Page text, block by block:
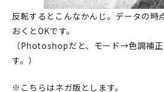
反転するとこんなかんじ。データの時
おくとOKです。
（Photoshopだと、モード→色調補
す。）
※こちらはネガ版とします。